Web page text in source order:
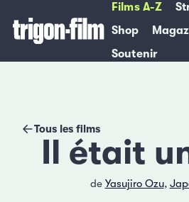
Films A-Z
Shop
Soutenir
Tous les films
Il était
de Yasujiro Ozu,